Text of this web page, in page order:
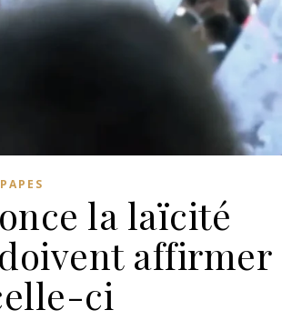
PAPES
la laïcité
affirmer
ci